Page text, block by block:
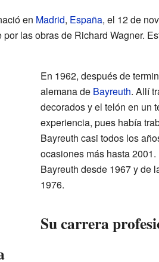
en Madrid, España, el 12 de
las obras de Richard Wagner.
En 1962, después de
alemana de Bayreuth. Allí
decorados y el telón en un
experiencia, pues había
Bayreuth casi todos los
ocasiones más hasta
Bayreuth desde 1967 y de
1976.
Su carrera